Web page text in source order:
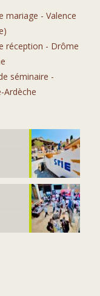
mariage - Valence
réception - Drôme
séminaire -
Ardèche